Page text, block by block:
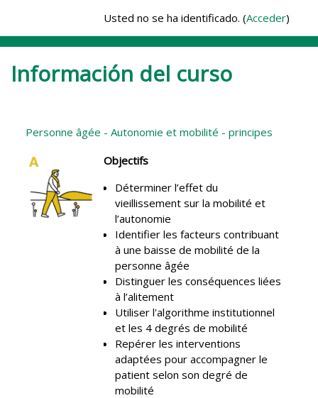
Usted no se ha identificado. (Acceder)
Información del curso
Personne âgée - Autonomie et mobilité - principes
Objectifs
Déterminer l’effet du
vieillissement sur la mobilité et
l’autonomie
Identifier les facteurs contribuant
à une baisse de mobilité de la
personne âgée
Distinguer les conséquences liées
à l’alitement
Utiliser l'algorithme institutionnel
et les 4 degrés de mobilité
Repérer les interventions
adaptées pour accompagner le
patient selon son degré de
mobilité